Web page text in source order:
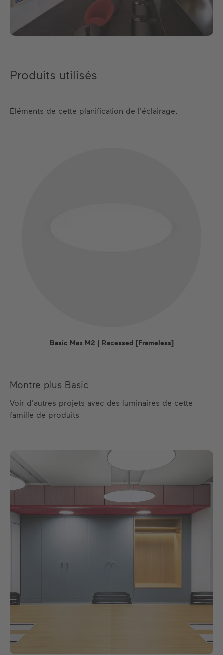
Produits utilisés
Éléments de cette planification de l'éclairage.
Basic Max M2 | Recessed [Frameless]
Montre plus Basic
Voir d'autres projets avec des luminaires de cette
famille de produits